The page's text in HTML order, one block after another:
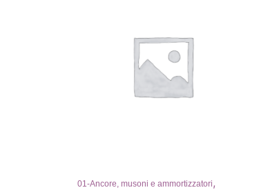
01-Ancore, musoni e ammortizzatori,